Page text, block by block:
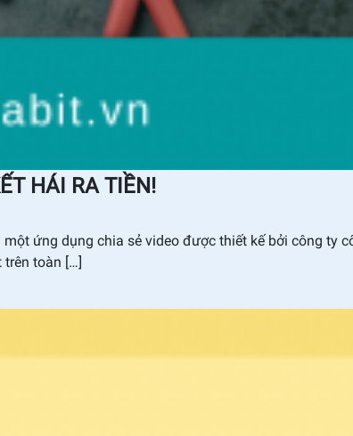
HÁI RA TIỀN!
ứng dụng chia sẻ video được thiết kế bởi công ty
trên toàn […]